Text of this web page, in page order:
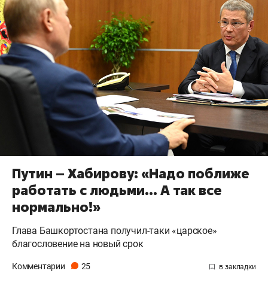
Путин – Хабирову: «Надо поближе
работать с людьми… А так все
нормально!»
Глава Башкортостана получил-таки «царское»
благословение на новый срок
Комментарии 25